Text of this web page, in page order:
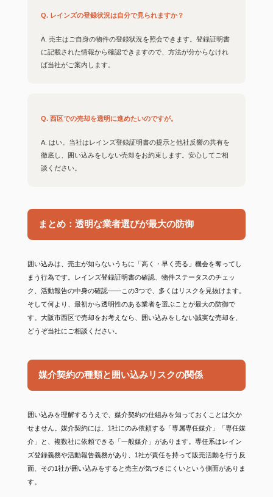
Q. レインズの登録状況は自分で見られますか？
A. 売主はご自身の物件の登録状況を照会できます。登録証明書
に記載された情報から確認できますので、方法が分からなけれ
ば当社がご案内します。
Q. 西区での売却を透明に進めたいのですが。
A. はい。当社はレインズ登録証明書の提示と他社反響の共有を
徹底し、囲い込みをしない売却をお約束します。安心してご相
談ください。
まとめ：透明な業者選びが最大の防御
囲い込みは、売主が知らないうちに「高く・早く売る」機会を奪ってし
まう行為です。レインズ登録証明書の確認、物件ステータスのチェッ
ク、活動報告の中身の確認——この3つで、多くはリスクを見抜けます。
そして何より、最初から透明性のある業者を選ぶことが最大の防御で
す。大阪市西区で売却をお考えなら、囲い込みをしない誠実な売却を、
どうぞ当社にご相談ください。
媒介契約の種類と囲い込みリスクの関係
囲い込みを理解するうえで、媒介契約の仕組みを知っておくことは欠か
せません。媒介契約には、1社にのみ依頼する「専属専任媒介」「専任媒
介」と、複数社に依頼できる「一般媒介」があります。専任系はレイン
ズ登録義務や活動報告義務があり、1社が責任を持って販売活動を行う反
面、その1社が囲い込みをすると売主が気づきにくいという側面がありま
す。